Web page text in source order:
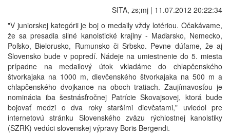
SITA, zs;mj | 11.07.2012 20:22:34
"V juniorskej kategórii je boj o medaily vždy lotériou. Očakávame,
že sa presadia silné kanoistické krajiny - Maďarsko, Nemecko,
Poľsko, Bielorusko, Rumunsko či Srbsko. Pevne dúfame, že aj
Slovensko bude v popredí. Nádeje na umiestnenie do 5. miesta
prípadne na medailový útok vkladáme do chlapčenského
štvorkajaka na 1000 m, dievčenského štvorkajaka na 500 m a
chlapčenského dvojkanoe na oboch tratiach. Zaujímavosťou je
nominácia iba šestnásťročnej Patrície Skovajsovej, ktorá bude
bojovať medzi o dva roky staršími dievčatami," uviedol pre
internetovú stránku Slovenského zväzu rýchlostnej kanoistiky
(SZRK) vedúci slovenskej výpravy Boris Bergendi.